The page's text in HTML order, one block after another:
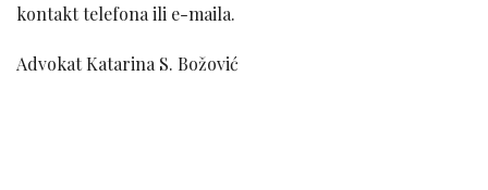
kontakt telefona ili e-maila.
Advokat Katarina S. Božović